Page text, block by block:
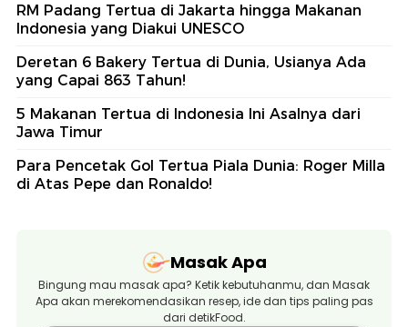
RM Padang Tertua di Jakarta hingga Makanan
Indonesia yang Diakui UNESCO
Deretan 6 Bakery Tertua di Dunia, Usianya Ada
yang Capai 863 Tahun!
5 Makanan Tertua di Indonesia Ini Asalnya dari
Jawa Timur
Para Pencetak Gol Tertua Piala Dunia: Roger Milla
di Atas Pepe dan Ronaldo!
Masak Apa
Bingung mau masak apa? Ketik kebutuhanmu, dan Masak
Apa akan merekomendasikan resep, ide dan tips paling pas
dari detikFood.